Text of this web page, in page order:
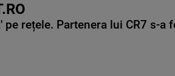
pe rețele. Partenera lui CR7 s-